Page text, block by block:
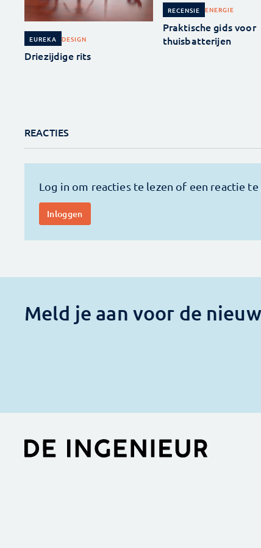
EUREKA DESIGN
Driezijdige rits
RECENSIE ENERGIE
Praktische gids voor
thuisbatterijen
REACTIES
Meld je aan voor de